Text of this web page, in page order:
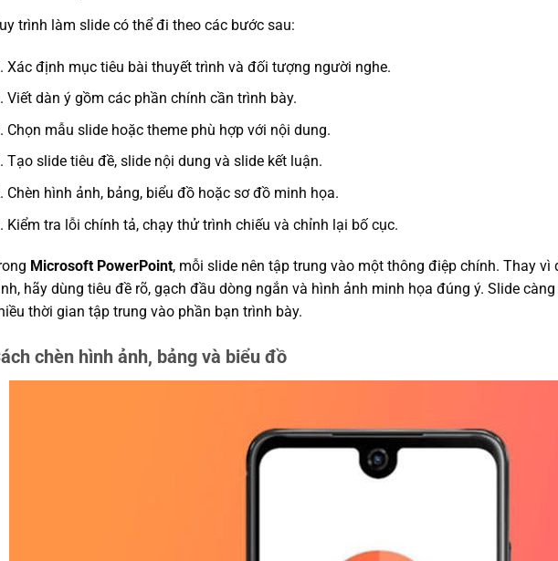
trình làm slide có thể đi theo các bước sau:
Xác định mục tiêu bài thuyết trình và đối tượng người nghe.
Viết dàn ý gồm các phần chính cần trình bày.
Chọn mẫu slide hoặc theme phù hợp với nội dung.
Tạo slide tiêu đề, slide nội dung và slide kết luận.
Chèn hình ảnh, bảng, biểu đồ hoặc sơ đồ minh họa.
Kiểm tra lỗi chính tả, chạy thử trình chiếu và chỉnh lại bố cục.
Microsoft PowerPoint, mỗi slide nên tập trung vào một thông điệp chính. Thay
hãy dùng tiêu đề rõ, gạch đầu dòng ngắn và hình ảnh minh họa đúng ý. Slide
thời gian tập trung vào phần bạn trình bày.
chèn hình ảnh, bảng và biểu đồ